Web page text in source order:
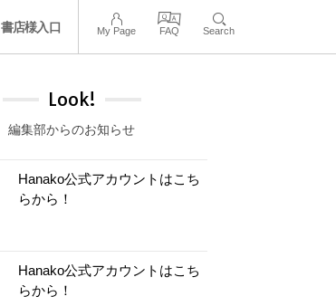
書店様入口 My Page FAQ Search
Look!
編集部からのお知らせ
Hanako公式アカウントはこち
らから！
Hanako公式アカウントはこち
らから！